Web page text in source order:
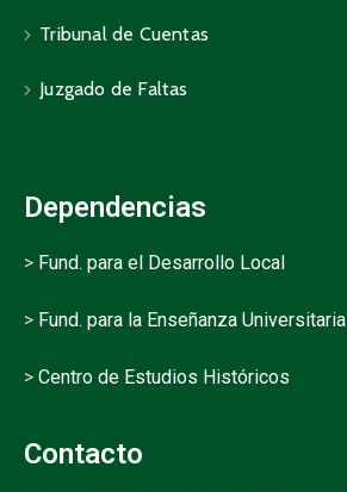
Tribunal de Cuentas
Juzgado de Faltas
Dependencias
> Fund. para el Desarrollo Local
> Fund. para la Enseñanza Universitaria
> Centro de Estudios Históricos
Contacto